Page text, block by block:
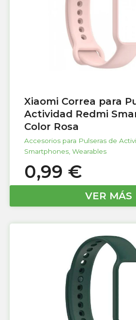
Xiaomi Correa para
Actividad Redmi
Color Rosa
Accesorios para Pulseras de
Smartphones Wearables
0,99 €
VER MÁS